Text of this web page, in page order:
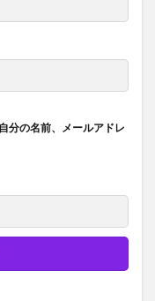
分の名前、メールアドレ